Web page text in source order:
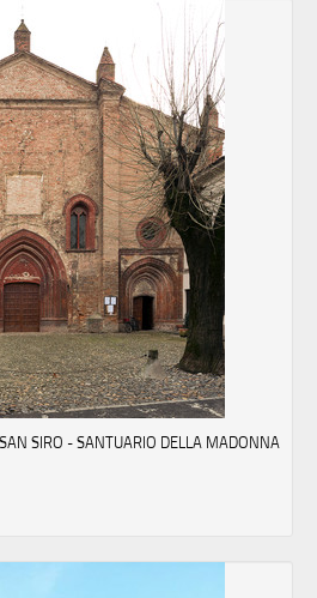
SIRO - SANTUARIO DELLA MADONNA